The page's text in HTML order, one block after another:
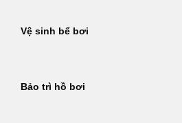
Vệ sinh bể bơi
Bảo trì hồ bơi